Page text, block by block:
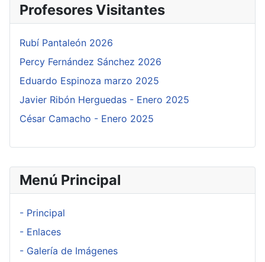
Menú Principal
- Principal
- Enlaces
- Galería de Imágenes
Profesores Visitantes
Rubí Pantaleón 2026
Percy Fernández Sánchez 2026
Eduardo Espinoza marzo 2025
Javier Ribón Herguedas - Enero 2025
César Camacho - Enero 2025